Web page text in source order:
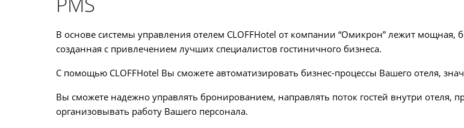
В основе системы управления отелем CLOFFHotel от компании “Омикрон” лежит мощная,
созданная с привлечением лучших специалистов гостиничного бизнеса.
С помощью CLOFFHotel Вы сможете автоматизировать бизнес-процессы Вашего отеля,
Вы сможете надежно управлять бронированием, направлять поток гостей внутри отеля,
организовывать работу Вашего персонала.